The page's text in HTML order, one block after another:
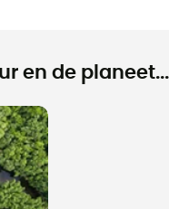
en de planeet...